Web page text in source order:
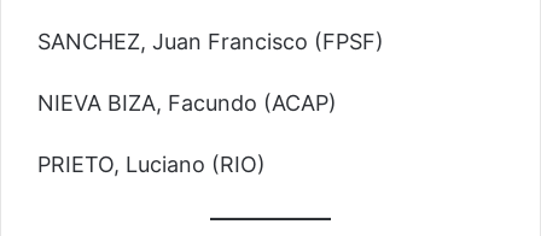
SANCHEZ, Juan Francisco (FPSF)
NIEVA BIZA, Facundo (ACAP)
PRIETO, Luciano (RIO)